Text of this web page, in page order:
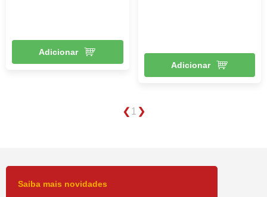
Adicionar
Adicionar
1
Saiba mais novidades